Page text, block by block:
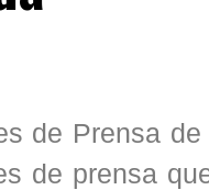
de Prensa
de prensa